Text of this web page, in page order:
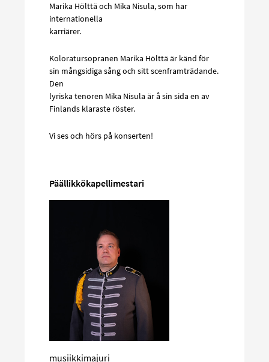
Marika Hölttä och Mika Nisula, som har
internationella
karriärer.
Koloratursopranen Marika Hölttä är känd för
sin mångsidiga sång och sitt scenframträdande.
Den
lyriska tenoren Mika Nisula är å sin sida en av
Finlands klaraste röster.
Vi ses och hörs på konserten!
Päällikkökapellimestari
musiikkimajuri